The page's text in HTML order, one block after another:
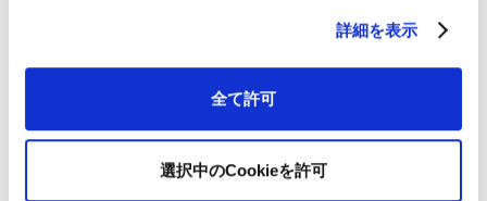
詳細を表示
全て許可
選択中のCookieを許可
お客様事例
書籍